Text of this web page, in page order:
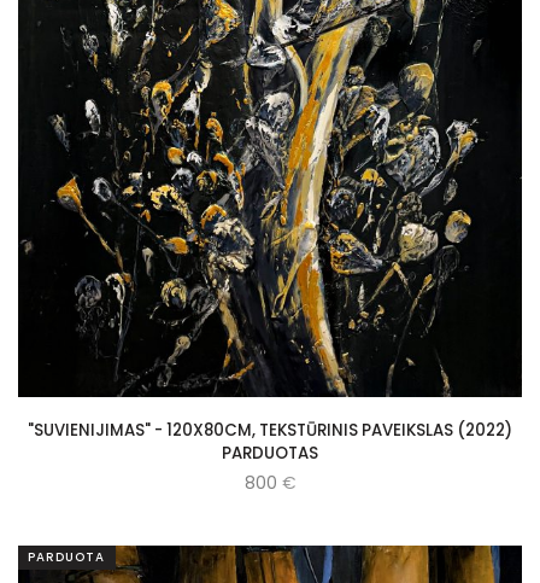
"SUVIENIJIMAS" - 120X80CM, TEKSTŪRINIS PAVEIKSLAS (2022)
PARDUOTAS
800 €
PARDUOTA